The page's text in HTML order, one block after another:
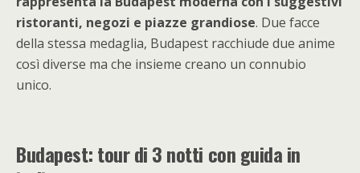
ristoranti, negozi e piazze grandiose. Due facce
della stessa medaglia, Budapest racchiude due anime
così diverse ma che insieme creano un connubio
unico.
Budapest: tour di 3 notti con guida in